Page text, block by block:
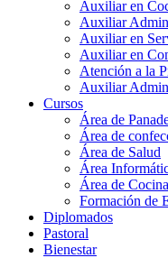
Auxiliar en
Auxiliar
Auxiliar en
Auxiliar en
Atención a la
Auxiliar
Cursos
Área de
Área de
Área de Salud
Área
Área de Cocina
Formación de
Diplomados
Pastoral
Bienestar